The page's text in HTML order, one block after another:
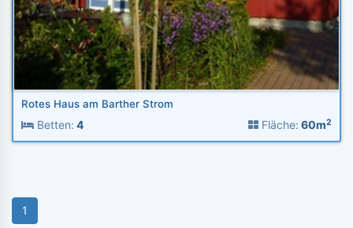
Rotes Haus am Barther Strom
Betten: 4 Fläche: 60m2
1